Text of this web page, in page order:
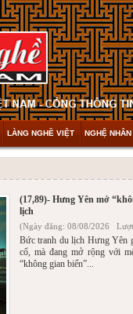
LÀNG NGHỀ VIỆT NGHỆ
(17,89)- Hưng Yên mở
lịch
(Ngày đăng: 08/08/2026
Bức tranh du lịch Hưng Yên
cổ, mà đang mở rộng với
“không gian biển”...